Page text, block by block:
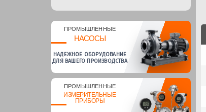
ПРОМЫШЛЕННЫЕ
НАСОСЫ
НАДЕЖНОЕ ОБОРУДОВАНИЕ
ДЛЯ ВАШЕГО ПРОИЗВОДСТВА
ПРОМЫШЛЕННЫЕ
ИЗМЕРИТЕЛЬНЫЕ
ПРИБОРЫ